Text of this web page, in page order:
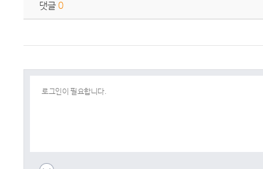
댓글 0